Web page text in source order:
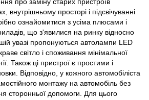
внутрішньому просторі і підсвічуванні
ознайомитися з усіма плюсами і
що з'явилися на ринку відносно
увазі пропонуються автолампи LED
світло і споживання мінімальної
Також ці пристрої є простими і
Відповідно, у кожного автомобіліста
монтажу на автомобіль без
сторонньої допомоги. Для цього